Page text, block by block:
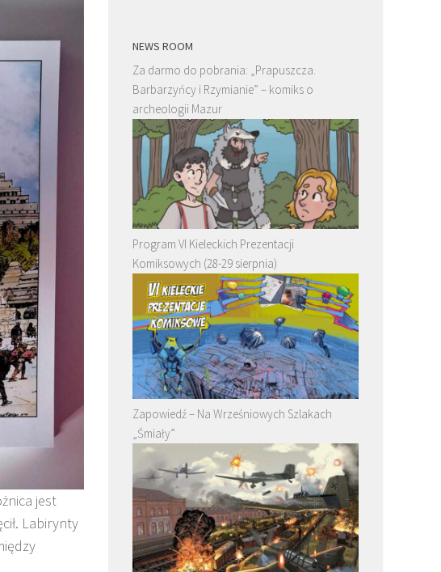
jest
Labirynty
NEWS ROOM
Za darmo do pobrania: „Prapuszcza.
Barbarzyńcy i Rzymianie” – komiks o
archeologii Mazur
Program VI Kieleckich Prezentacji
Komiksowych (28-29 sierpnia)
Zapowiedź – Na Wrześniowych Szlakach
„Śmiały”